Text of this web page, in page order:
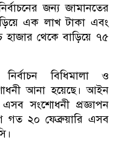
জন্য জামানতের
এক লাখ টাকা এবং
হাজার থেকে বাড়িয়ে ৭৫
বিধিমালা ও
আনা হয়েছে। আইন
এসব সংশোধনী প্রজ্ঞাপন
২০ ফেব্রুয়ারি এসব